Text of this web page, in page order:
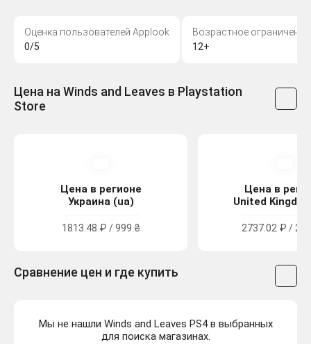
Оценка пользователей Applook
0/5
Возрастное ограничение
12+
Цена на Winds and Leaves в Playstation
Store
Цена в регионе
Украина (ua)
1813.48 ₽ / 999 ₴
Цена в
United
2737.02 ₽ /
Сравнение цен и где купить
Мы не нашли Winds and Leaves PS4 в выбранных
для поиска магазинах.